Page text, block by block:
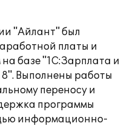
"Айлант" был
платы и
базе "1С:Зарплата и
Выполнены работы
переносу и
программы
информационно-